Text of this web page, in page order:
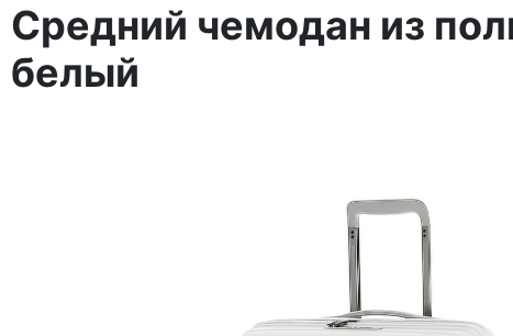
Средний чемодан из
белый